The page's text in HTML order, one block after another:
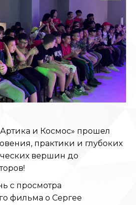
и Космос» прошел
практики и глубоких
вершин до
с просмотра
фильма о Сергее